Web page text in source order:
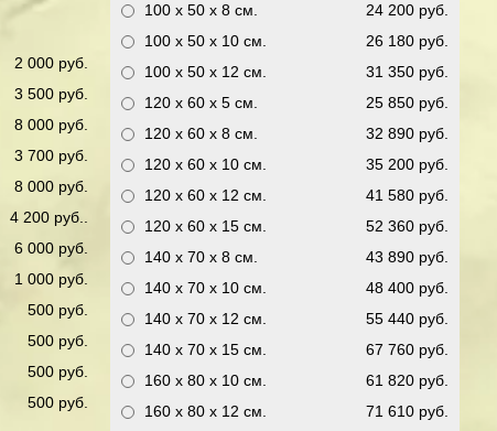
2 000 руб.
3 500 руб.
8 000 руб.
3 700 руб.
8 000 руб.
4 200 руб..
6 000 руб.
1 000 руб.
500 руб.
500 руб.
500 руб.
500 руб.
24 200 руб.
100 x 50 x 8см.
26 180 руб.
100 x 50 x 10см.
31 350 руб.
100 x 50 x 12 см.
25 850 руб.
120 x 60 x 5см.
32 890 руб.
120 x 60 x 8см.
35 200 руб.
120 x 60 x 10см.
41 580 руб.
120 x 60 x 12 см.
52 360 руб.
120 x 60 x 15см.
43 890 руб.
140 x 70 x 8см.
48 400 руб.
140 x 70 x 10см.
55 440 руб.
140 x 70 x 12 см.
67 760 руб.
140 x 70 x 15см.
61 820 руб.
160 x 80 x 10см.
71 610 руб.
160 x 80 x 12 см.